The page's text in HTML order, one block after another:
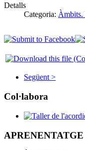
Detalls
Categoria: Àmbits.
Següent >
Col·labora
APRENENTATGE